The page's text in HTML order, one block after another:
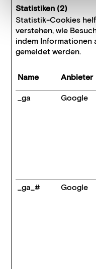
Statistiken (2)
Statistik-Cookies
verstehen, wie
indem Informationen
gemeldet werden.
Name Anbieter
_ga
Google
_ga_# Google